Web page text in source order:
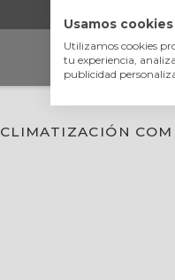
Climatización
CLIMATIZACIÓN
Usamos cookies
Utilizamos cookies
tu experiencia,
publicidad